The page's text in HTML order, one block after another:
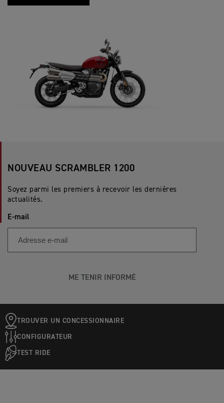
NOUVEAU SCRAMBLER 1200
Soyez parmi les premiers à recevoir les dernières
actualités.
E-mail
ME TENIR INFORMÉ
TROUVER UN CONCESSIONNAIRE
CONFIGURATEUR
TEST RIDE